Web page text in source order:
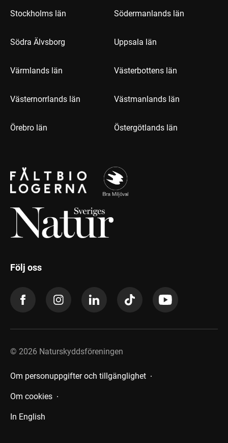
Stockholms län Södermanlands län
Södra Älvsborg Uppsala län
Värmlands län Västerbottens län
Västernorrlands län Västmanlands län
Örebro län Östergötlands län
Följ oss
© 2026 Naturskyddsföreningen
Om personuppgifter och tillgänglighet
Om cookies
In English